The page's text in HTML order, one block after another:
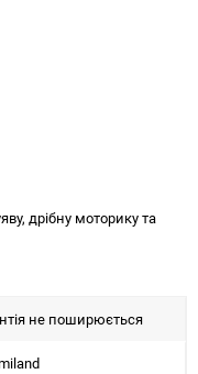
дрібну моторику та
не поширюється